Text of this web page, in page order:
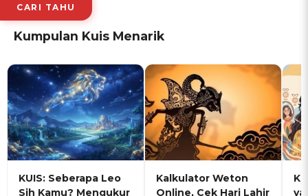
CARI TAHU
Kumpulan Kuis Menarik
KUIS: Seberapa Leo
Sih Kamu? Mengukur
Kalkulator Weton
Online, Cek Hari Lahir